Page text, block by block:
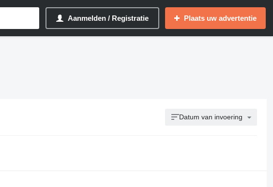
Aanmelden / Registratie Plaats uw advertentie
Datum van invoering